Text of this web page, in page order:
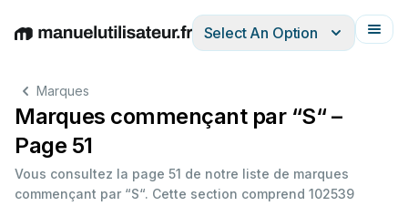
EnglishDeutschEspañolItalianoFrançais
Select An Option
Marques
Marques commençant par “S“ –
Page 51
Vous consultez la page 51 de notre liste de marques
commençant par “S“. Cette section comprend 102539